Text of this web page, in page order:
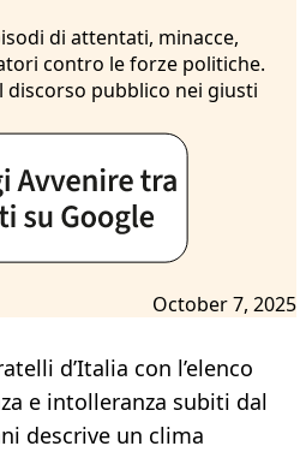
di attentati, minacce,
contro le forze politiche.
pubblico nei giusti
October 7, 2025
d’Italia con l’elenco
e intolleranza subiti dal
descrive un clima